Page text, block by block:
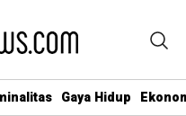
Gaya Hidup